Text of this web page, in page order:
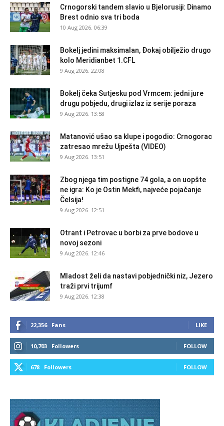
Crnogorski tandem slavio u Bjelorusiji: Dinamo
Brest odnio sva tri boda
10 Aug 2026. 06:39
Bokelj jedini maksimalan, Đokaj obilježio drugo
kolo Meridianbet 1.CFL
9 Aug 2026. 22:08
Bokelj čeka Sutjesku pod Vrmcem: jedni jure
drugu pobjedu, drugi izlaz iz serije poraza
9 Aug 2026. 13:58
Matanović ušao sa klupe i pogodio: Crnogorac
zatresao mrežu Ujpešta (VIDEO)
9 Aug 2026. 13:51
Zbog njega tim postigne 74 gola, a on uopšte
ne igra: Ko je Ostin Mekfi, najveće pojačanje
Čelsija!
9 Aug 2026. 12:51
Otrant i Petrovac u borbi za prve bodove u
novoj sezoni
9 Aug 2026. 12:46
Mladost želi da nastavi pobjednički niz, Jezero
traži prvi trijumf
9 Aug 2026. 12:38
22,356 Fans LIKE
10,703 Followers FOLLOW
678 Followers FOLLOW